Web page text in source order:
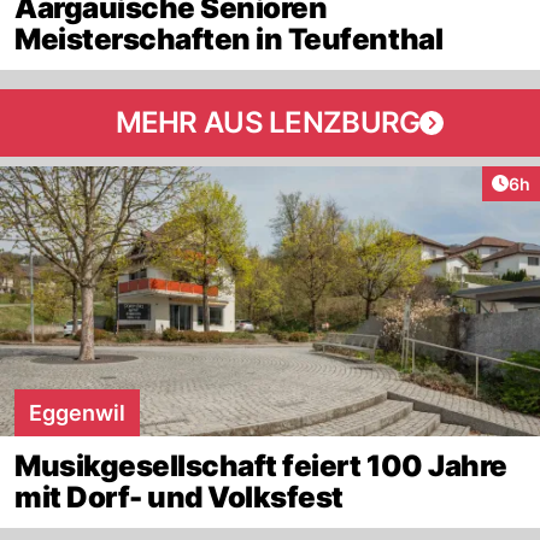
Aargauische Senioren
Meisterschaften in Teufenthal
MEHR AUS LENZBURG
6h
Eggenwil
Musikgesellschaft feiert 100 Jahre
mit Dorf- und Volksfest